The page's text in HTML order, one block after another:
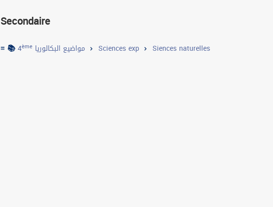
Secondaire
≡ 📚4ème مواضيع البكالوريا Sciences exp Siences naturelles